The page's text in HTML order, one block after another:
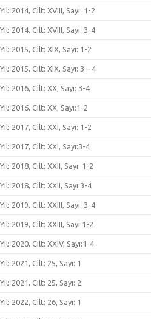
Yıl: 2014, Cilt: XVIII, Sayı: 1-2
Yıl: 2014, Cilt: XVIII, Sayı: 3-4
Yıl: 2015, Cilt: XIX, Sayı: 1-2
Yıl: 2015, Cilt: XIX, Sayı: 3 – 4
Yıl: 2016, Cilt: XX, Sayı: 3-4
Yıl: 2016, Cilt: XX, Sayı:1-2
Yıl: 2017, Cilt: XXI, Sayı: 1-2
Yıl: 2017, Cilt: XXI, Sayı:3-4
Yıl: 2018, Cilt: XXII, Sayı: 1-2
Yıl: 2018, Cilt: XXII, Sayı:3-4
Yıl: 2019, Cilt: XXIII, Sayı: 3-4
Yıl: 2019, Cilt: XXIII, Sayı:1-2
Yıl: 2020, Cilt: XXIV, Sayı:1-4
Yıl: 2021, Cilt: 25, Sayı: 1
Yıl: 2021, Cilt: 25, Sayı: 2
Yıl: 2022, Cilt: 26, Sayı: 1